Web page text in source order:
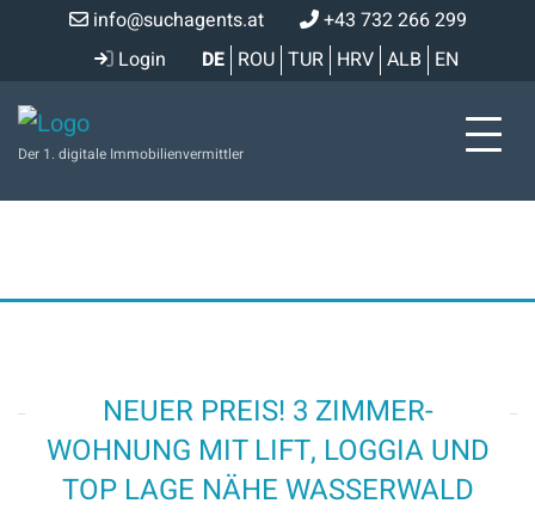
info@suchagents.at
+43 732 266 299
Login
DE ROU TUR HRV ALB EN
Der 1. digitale Immobilienvermittler
NEUER PREIS! 3 ZIMMER-
WOHNUNG MIT LIFT, LOGGIA UND
TOP LAGE NÄHE WASSERWALD